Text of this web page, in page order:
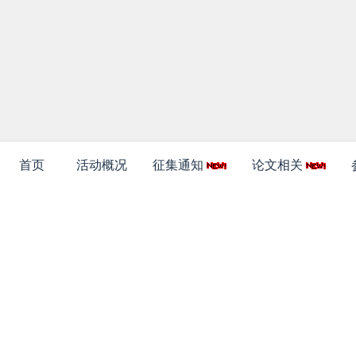
首页 活动概况 征集通知 论文相关